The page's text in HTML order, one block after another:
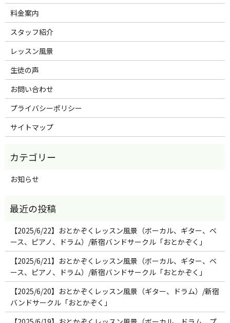
料金案内
スタッフ紹介
レッスン風景
生徒の声
お問い合わせ
プライバシーポリシー
サイトマップ
お知らせ
【2025/6/22】おとかぞくレッスン風景（ボーカル、ギター、ベ
ース、ピアノ、ドラム）/新宿バンドサークル「おとかぞく」
【2025/6/21】おとかぞくレッスン風景（ボーカル、ギター、ベ
ース、ピアノ、ドラム）/新宿バンドサークル「おとかぞく」
【2025/6/20】おとかぞくレッスン風景（ギター、ドラム）/新宿
バンドサークル「おとかぞく」